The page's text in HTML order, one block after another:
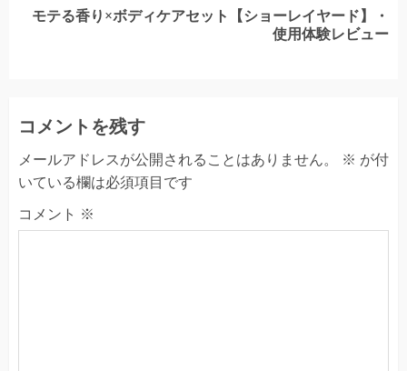
Next
モテる香り×ボディケアセット【ショーレイヤード】・
使用体験レビュー
コメントを残す
メールアドレスが公開されることはありません。 ※ が付
いている欄は必須項目です
コメント ※